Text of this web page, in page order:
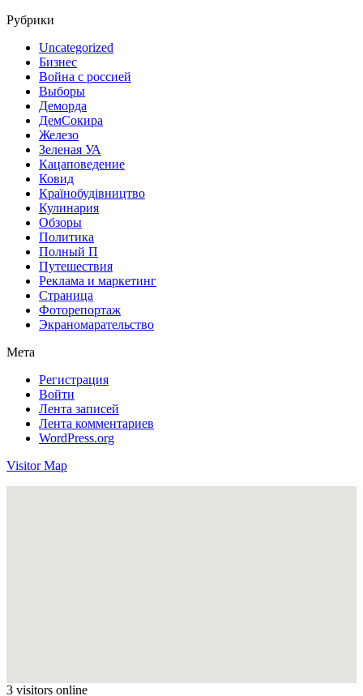
Рубрики
Uncategorized
Бизнес
Война с россией
Выборы
Деморда
ДемСокира
Железо
Зеленая УА
Кацаповедение
Ковид
Країнобудівництво
Кулинария
Обзоры
Политика
Полный П
Путешествия
Реклама и маркетинг
Страница
Фоторепортаж
Экраномарательство
Мета
Регистрация
Войти
Лента записей
Лента комментариев
WordPress.org
Visitor Map
3 visitors online